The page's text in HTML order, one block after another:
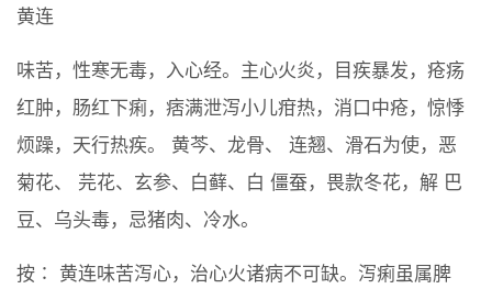
黄连
味苦，性寒无毒，入心经。主心火炎，目疾暴发，疮疡
红肿，肠红下痢，痞满泄泻小儿疳热，消口中疮，惊悸
烦躁，天行热疾。 黄芩、龙骨、 连翘、滑石为使，恶
菊花、 芫花、玄参、白藓、白 僵蚕，畏款冬花，解 巴
豆、乌头毒，忌猪肉、冷水。
按∶ 黄连味苦泻心，治心火诸病不可缺。泻痢虽属脾